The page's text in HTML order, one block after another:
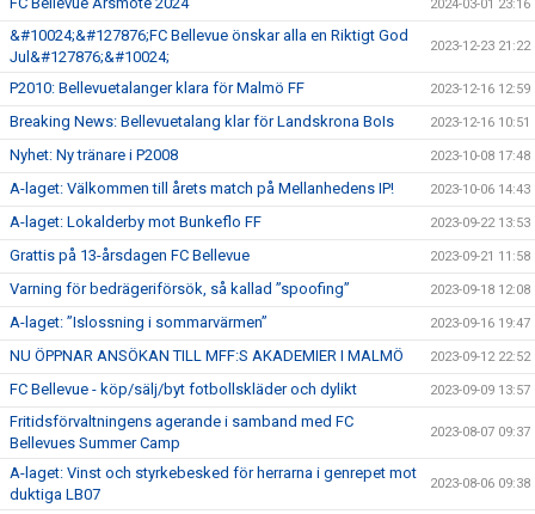
2024-03-01 23:16
&#10024;&#127876;FC Bellevue önskar alla en Riktigt God
Jul&#127876;&#10024;
2023-12-23 21:22
P2010: Bellevuetalanger klara för Malmö FF 2023-12-16 12:59
Breaking News: Bellevuetalang klar för Landskrona BoIs 2023-12-16 10:51
Nyhet: Ny tränare i P2008 2023-10-08 17:48
A-laget: Välkommen till årets match på Mellanhedens IP! 2023-10-06 14:43
A-laget: Lokalderby mot Bunkeflo FF 2023-09-22 13:53
Grattis på 13-årsdagen FC Bellevue 2023-09-21 11:58
Varning för bedrägeriförsök, så kallad ”spoofing” 2023-09-18 12:08
A-laget: ”Islossning i sommarvärmen” 2023-09-16 19:47
NU ÖPPNAR ANSÖKAN TILL MFF:S AKADEMIER I MALMÖ 2023-09-12 22:52
FC Bellevue - köp/sälj/byt fotbollskläder och dylikt 2023-09-09 13:57
Fritidsförvaltningens agerande i samband med FC
Bellevues Summer Camp
2023-08-07 09:37
A-laget: Vinst och styrkebesked för herrarna i genrepet mot
duktiga LB07
2023-08-06 09:38